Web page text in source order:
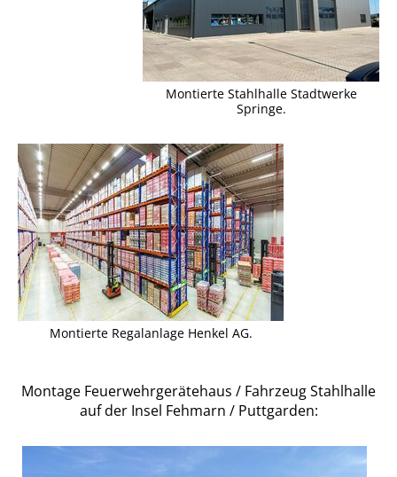
Montierte Stahlhalle Stadtwerke
Springe.
Montierte Regalanlage Henkel AG.
Montage Feuerwehrgerätehaus / Fahrzeug Stahlhalle
auf der Insel Fehmarn / Puttgarden: